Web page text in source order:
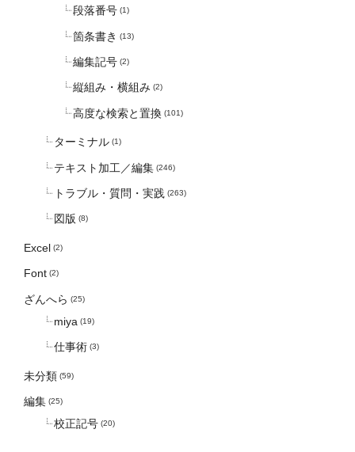
段落番号 (1)
箇条書き (13)
編集記号 (2)
縦組み・横組み (2)
高度な検索と置換 (101)
ターミナル (1)
テキスト加工／編集 (246)
トラブル・質問・実践 (263)
図版 (8)
Excel (2)
Font (2)
ざんへら (25)
miya (19)
仕事術 (3)
未分類 (59)
編集 (25)
校正記号 (20)